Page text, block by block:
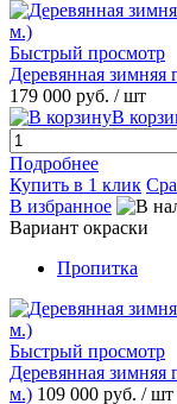
Быстрый просмотр
Деревянная
179 000 руб. / шт
В
Подробнее
Купить в 1 клик
В избранное
Вариант окраски
Пропитка
Быстрый просмотр
Деревянная зимняя
м.) 109 000 руб. / шт